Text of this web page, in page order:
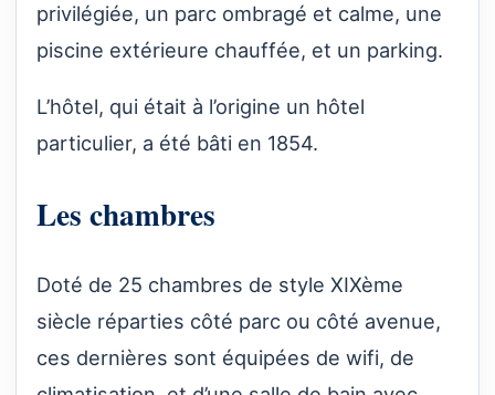
privilégiée, un parc ombragé et calme, une
piscine extérieure chauffée, et un parking.
L’hôtel, qui était à l’origine un hôtel
particulier, a été bâti en 1854.
Les chambres
Doté de 25 chambres de style XIXème
siècle réparties côté parc ou côté avenue,
ces dernières sont équipées de wifi, de